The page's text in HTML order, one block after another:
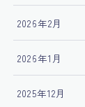
2026年2月
2026年1月
2025年12月